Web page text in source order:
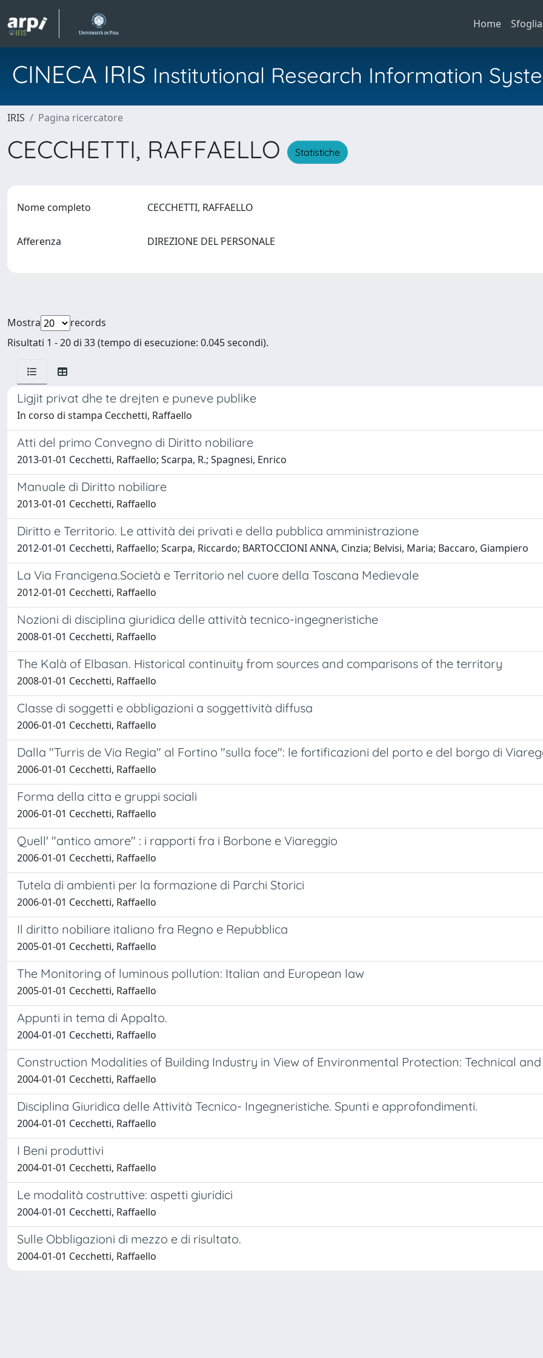
Home Sfoglia
CINECA IRIS Institutional Research Information
IRIS Pagina ricercatore
CECCHETTI, RAFFAELLO Statistiche
Nome completo CECCHETTI, RAFFAELLO
Afferenza DIREZIONE DEL PERSONALE
Mostra
records
Risultati 1 - 20 di 33 (tempo di esecuzione: 0.045 secondi).
Ligjit privat dhe te drejten e puneve publike
In corso di stampa Cecchetti, Raffaello
Atti del primo Convegno di Diritto nobiliare
2013-01-01 Cecchetti, Raffaello; Scarpa, R.; Spagnesi, Enrico
Manuale di Diritto nobiliare
2013-01-01 Cecchetti, Raffaello
Diritto e Territorio. Le attività dei privati e della pubblica amministrazione
2012-01-01 Cecchetti, Raffaello; Scarpa, Riccardo; BARTOCCIONI ANNA, Cinzia; Belvisi, Maria; Baccaro, Giampiero
La Via Francigena.Società e Territorio nel cuore della Toscana Medievale
2012-01-01 Cecchetti, Raffaello
Nozioni di disciplina giuridica delle attività tecnico-ingegneristiche
2008-01-01 Cecchetti, Raffaello
The Kalà of Elbasan. Historical continuity from sources and comparisons of the territory
2008-01-01 Cecchetti, Raffaello
Classe di soggetti e obbligazioni a soggettività diffusa
2006-01-01 Cecchetti, Raffaello
Dalla "Turris de Via Regia" al Fortino "sulla foce": le fortificazioni del porto e del borgo di
2006-01-01 Cecchetti, Raffaello
Forma della citta e gruppi sociali
2006-01-01 Cecchetti, Raffaello
Quell' "antico amore" : i rapporti fra i Borbone e Viareggio
2006-01-01 Cecchetti, Raffaello
Tutela di ambienti per la formazione di Parchi Storici
2006-01-01 Cecchetti, Raffaello
Il diritto nobiliare italiano fra Regno e Repubblica
2005-01-01 Cecchetti, Raffaello
The Monitoring of luminous pollution: Italian and European law
2005-01-01 Cecchetti, Raffaello
Appunti in tema di Appalto.
2004-01-01 Cecchetti, Raffaello
Construction Modalities of Building Industry in View of Environmental Protection: Technical
2004-01-01 Cecchetti, Raffaello
Disciplina Giuridica delle Attività Tecnico- Ingegneristiche. Spunti e approfondimenti.
2004-01-01 Cecchetti, Raffaello
I Beni produttivi
2004-01-01 Cecchetti, Raffaello
Le modalità costruttive: aspetti giuridici
2004-01-01 Cecchetti, Raffaello
Sulle Obbligazioni di mezzo e di risultato.
2004-01-01 Cecchetti, Raffaello